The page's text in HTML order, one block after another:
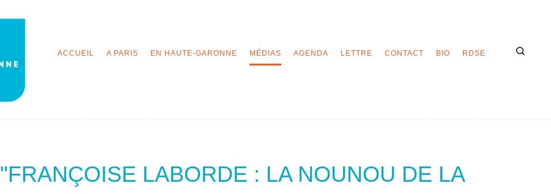
ACCUEIL A PARIS EN HAUTE-GARONNE MÉDIAS AGENDA LETTRE CONTACT BIO RDSE
"FRANÇOISE LABORDE : LA NOUNOU DE LA